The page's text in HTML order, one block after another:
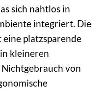
sich nahtlos in
integriert. Die
platzsparende
kleineren
von